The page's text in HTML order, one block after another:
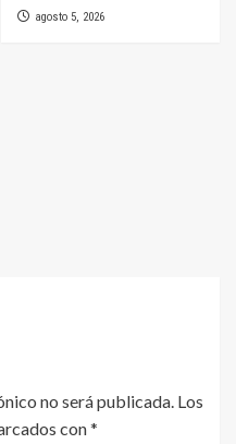
agosto 5, 2026
no será publicada. Los
con*